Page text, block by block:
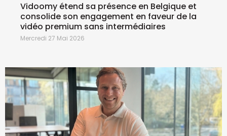
Vidoomy étend sa présence en Belgique et
consolide son engagement en faveur de la
vidéo premium sans intermédiaires
Mercredi 27 Mai 2026